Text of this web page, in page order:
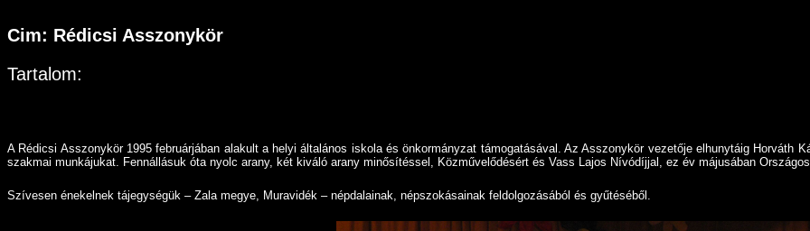
Cim: Rédicsi Asszonykör
Tartalom:
A Rédicsi Asszonykör 1995 februárjában alakult a helyi általános iskola és önkormányzat támogatásával. Az Asszonykör vezetője elhunytáig Horváth
szakmai munkájukat. Fennállásuk óta nyolc arany, két kiváló arany minősítéssel, Közművelődésért és Vass Lajos Nívódíjjal, ez év májusában
Szívesen énekelnek tájegységük – Zala megye, Muravidék – népdalainak, népszokásainak feldolgozásából és gyűtéséből.